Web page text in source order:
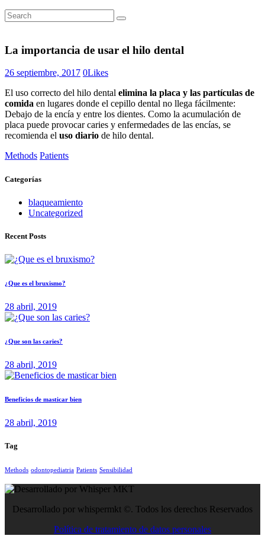
La importancia de usar el hilo dental
26 septiembre, 2017 0Likes
El uso correcto del hilo dental elimina la placa y las partículas de
comida en lugares donde el cepillo dental no llega fácilmente:
Debajo de la encía y entre los dientes. Como la acumulación de
placa puede provocar caries y enfermedades de las encías, se
recomienda el uso diario de hilo dental.
Methods Patients
Categorías
blaqueamiento
Uncategorized
Recent Posts
¿Que es el bruxismo?
28 abril, 2019
¿Que son las caries?
28 abril, 2019
Beneficios de masticar bien
28 abril, 2019
Tag
Methods odontopediatria Patients Sensibilidad
Desarrollado por whispermkt ©. Todos los derechos Reservados
Política de tratamiento de datos personales